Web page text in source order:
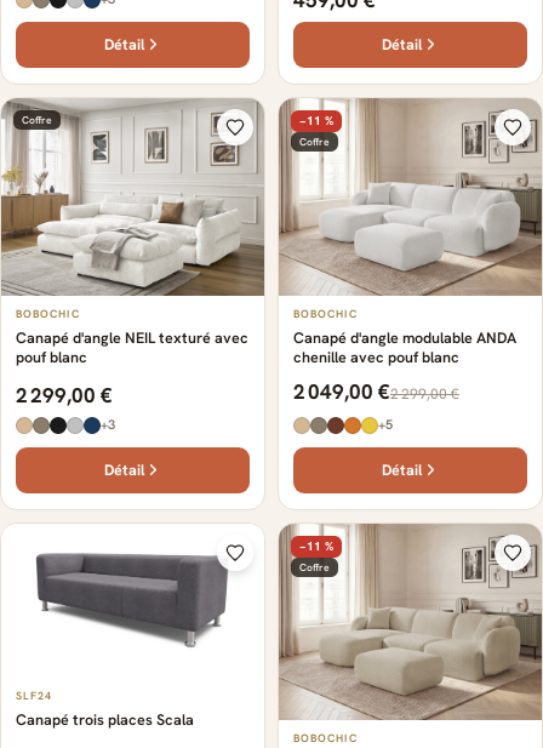
Détail Détail
Coffre
BOBOCHIC
Canapé d'angle NEIL texturé avec
pouf blanc
2 299,00 €
+3
Détail
−11 %
Coffre
BOBOCHIC
Canapé d'angle modulable ANDA
chenille avec pouf blanc
2 049,00 €2 299,00 €
+5
Détail
SLF24
Canapé trois places Scala
−11 %
Coffre
BOBOCHIC